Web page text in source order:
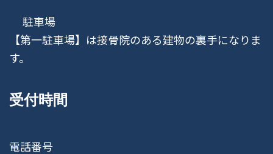
駐車場
【第一駐車場】は接骨院のある建物の裏手になりま
す。
受付時間
電話番号